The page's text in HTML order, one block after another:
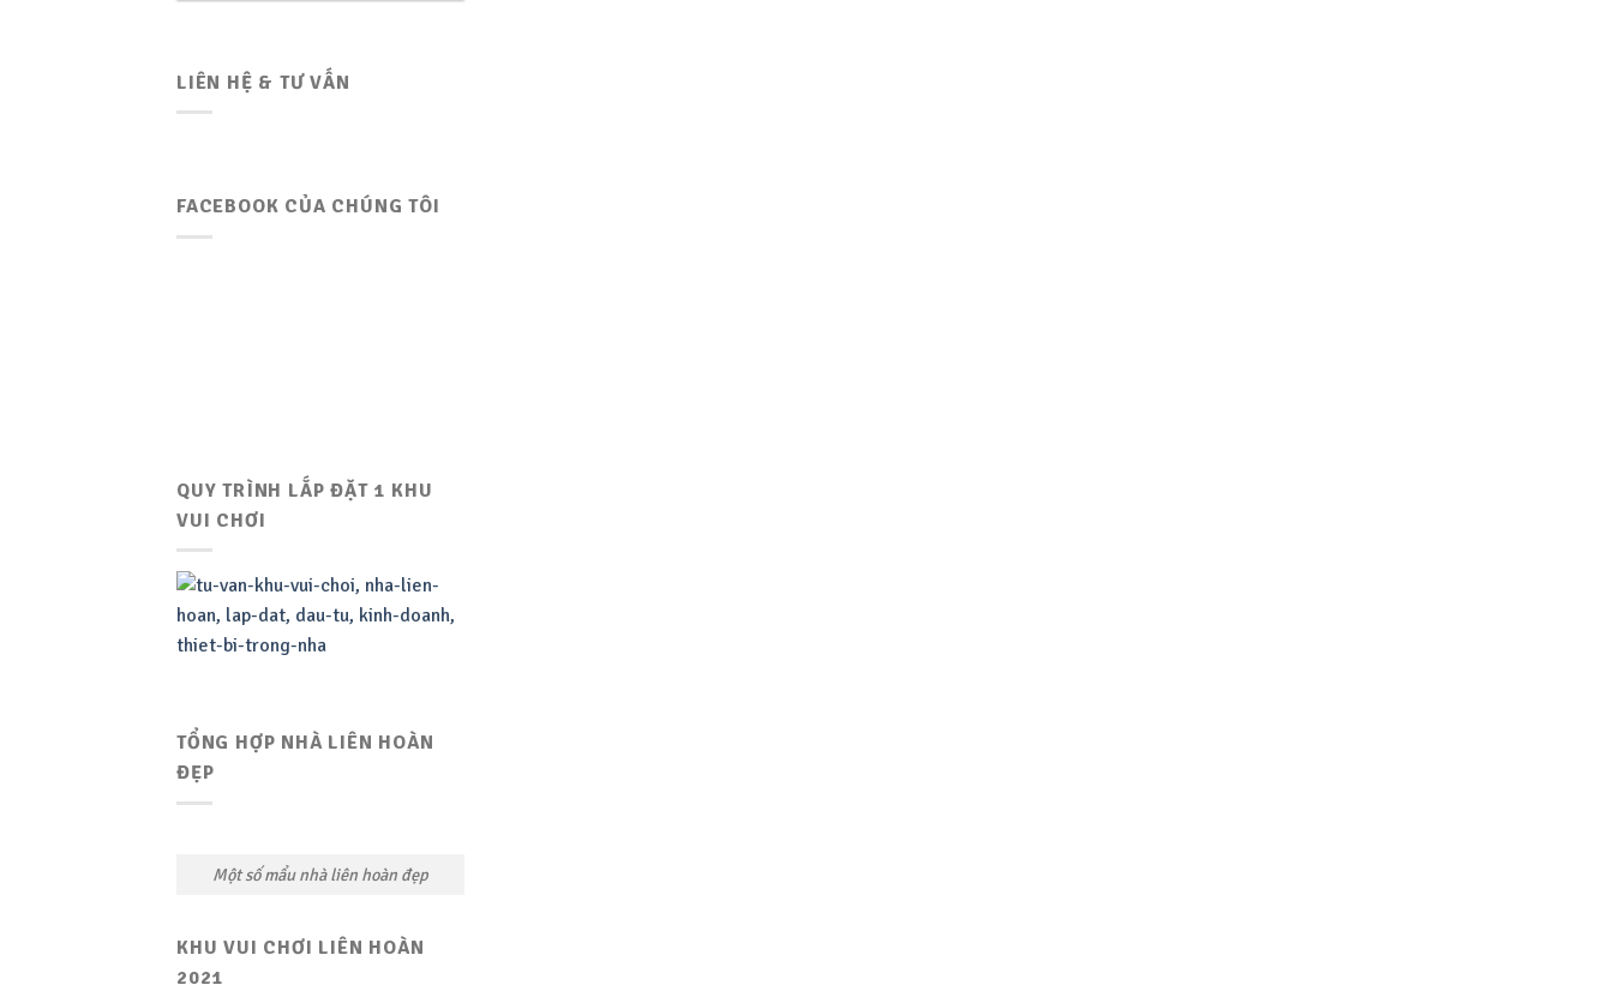
LIÊN HỆ & TƯ VẤN
FACEBOOK CỦA CHÚNG TÔI
QUY TRÌNH LẮP ĐẶT 1 KHU
VUI CHƠI
TỔNG HỢP NHÀ LIÊN HOÀN
ĐẸP
Một số mẩu nhà liên hoàn đẹp
KHU VUI CHƠI LIÊN HOÀN
2021